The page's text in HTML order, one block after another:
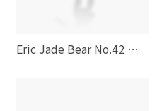
Eric Jade Bear No.42 捧